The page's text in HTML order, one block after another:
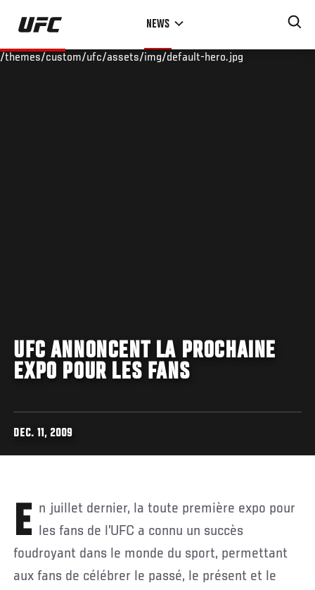
Skip
main
NEWS
/themes/custom/ufc/assets/img/default-hero.jpg
UFC ANNONCENT LA PROCHAINE
EXPO POUR LES FANS
DEC. 11, 2009
En juillet dernier, la toute première expo pour les fans de l’UFC a connu un succès
foudroyant dans le monde du sport, permettant
aux fans de célébrer le passé, le présent et le